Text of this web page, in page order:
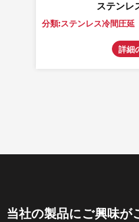
ステンレ
詳細
当社の製品にご興味